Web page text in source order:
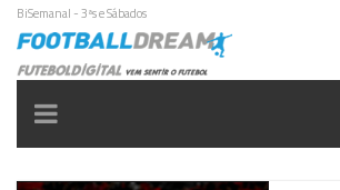
BiSemanal - 3ªs e Sábados
Toggle
navigation